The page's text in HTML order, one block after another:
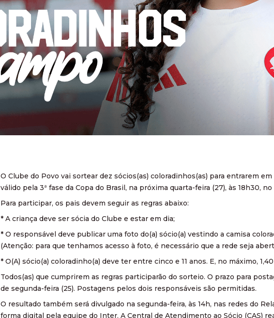
O Clube do Povo vai sortear dez sócios(as) coloradinhos(as) para entrarem
válido pela 3ª fase da Copa do Brasil, na próxima quarta-feira (27), às 18h30, no
Para participar, os pais devem seguir as regras abaixo:
* A criança deve ser sócia do Clube e estar em dia;
* ⁠O responsável deve publicar uma foto do(a) sócio(a) vestindo a camisa
(Atenção: para que tenhamos acesso à foto, é necessário que a rede seja
* O(A) sócio(a) coloradinho(a) deve ter entre cinco e 11 anos. E, no máximo,
Todos(as) que cumprirem as regras participarão do sorteio. O prazo para
de segunda-feira (25). Postagens pelos dois responsáveis são permitidas.
O resultado também será divulgado na segunda-feira, às 14h, nas redes do
forma digital pela equipe do Inter. A Central de Atendimento ao Sócio (CAS)